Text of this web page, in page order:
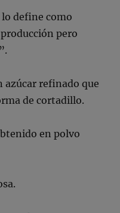
lo define como
pero
azúcar refinado que
de cortadillo.
en polvo